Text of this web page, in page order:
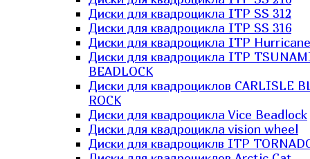
Диски для квадроцикла ITP SS 312
Диски для квадроцикла ITP SS 316
Диски для квадроцикла ITP Hurricane
Диски для квадроцикла ITP
BEADLOCK
Диски для квадроциклов CARLISLE
ROCK
Диски для квадроцикла Vice Beadlock
Диски для квадроцикла vision wheel
Диски для квадроциклв ITP